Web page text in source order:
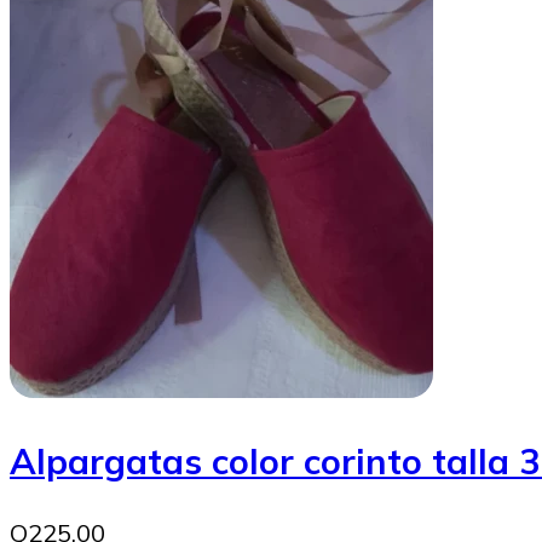
Alpargatas color corinto talla
Q225.00